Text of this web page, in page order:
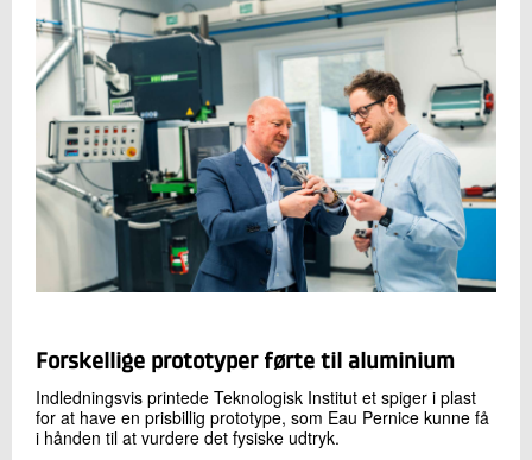
Forskellige prototyper førte til aluminium
Indledningsvis printede Teknologisk Institut et spiger i plast
for at have en prisbillig prototype, som Eau Pernice kunne få
i hånden til at vurdere det fysiske udtryk.